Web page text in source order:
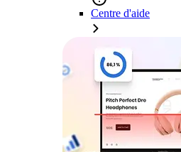
Centre d'aide